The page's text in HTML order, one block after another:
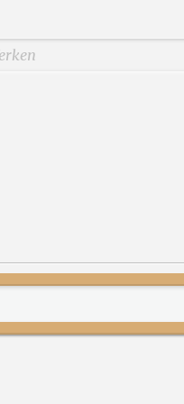
von Fritz Cremer